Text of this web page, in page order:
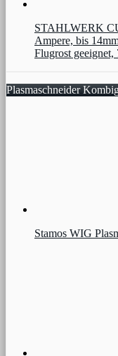
STAHLWERK
Ampere, bis
Flugrost geeignet,
Plasmaschneider
Stamos WIG